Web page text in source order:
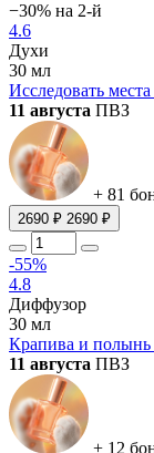
−30% на 2-й
4.6
Духи
30 мл
Исследовать
11 августа ПВЗ
+ 81
2690 ₽ 2690 ₽
-55%
4.8
Диффузор
30 мл
Крапива и полынь
11 августа ПВЗ
+ 12